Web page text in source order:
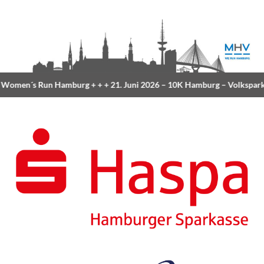
Run Hamburg+ + +21. Juni 2026 –10K Hamburg– Volkspark